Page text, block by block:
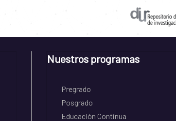
Nuestros programas
Pregrado
Posgrado
Educación Continua